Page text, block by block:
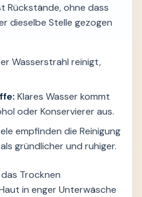
Rückstände, ohne dass
dieselbe Stelle gezogen
Wasserstrahl reinigt,
Klares Wasser kommt
oder Konservierer aus.
empfinden die Reinigung
gründlicher und ruhiger.
Trocknen
in enger Unterwäsche